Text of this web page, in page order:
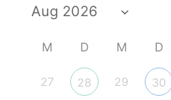
M D M D
27 28 29 30